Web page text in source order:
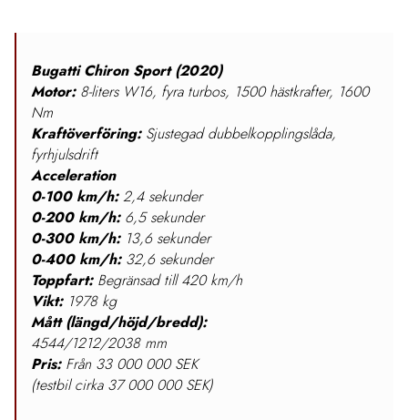
Bugatti Chiron Sport (2020)
Motor:8-liters W16, fyra turbos, 1500 hästkrafter, 1600
Nm
Kraftöverföring:Sjustegad dubbelkopplingslåda,
fyrhjulsdrift
Acceleration
0-100 km/h:2,4 sekunder
0-200 km/h: 6,5 sekunder
0-300 km/h: 13,6 sekunder
0-400 km/h: 32,6 sekunder
Toppfart:Begränsad till 420 km/h
Vikt: 1978 kg
Mått (längd/höjd/bredd):
4544/1212/2038 mm
Pris:Från 33 000 000 SEK
(testbil cirka 37 000 000 SEK)